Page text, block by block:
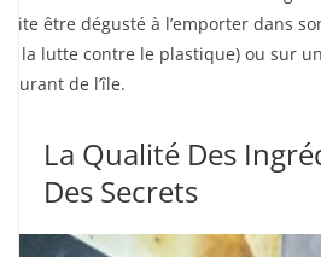
être dégusté à l’emporter dans
la lutte contre le plastique) ou sur
de l’île.
La Qualité Des
Des Secrets